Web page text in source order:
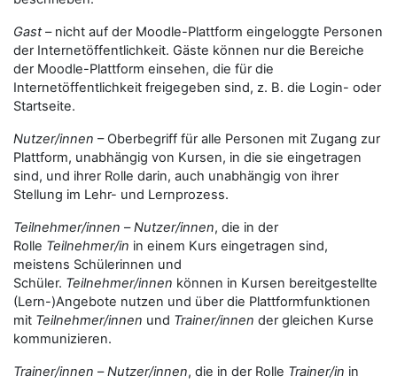
Gast– nicht auf der Moodle-Plattform eingeloggte Personen
der Internetöffentlichkeit. Gäste können nur die Bereiche
der Moodle-Plattform einsehen, die für die
Internetöffentlichkeit freigegeben sind, z. B. die Login- oder
Startseite.
Nutzer/innen – Oberbegriff für alle Personen mit Zugang zur
Plattform, unabhängig von Kursen, in die sie eingetragen
sind, und ihrer Rolle darin, auch unabhängig von ihrer
Stellung im Lehr- und Lernprozess.
Teilnehmer/innen –Nutzer/innen, die in der
Rolle Teilnehmer/in in einem Kurs eingetragen sind,
meistens Schülerinnen und
Schüler. Teilnehmer/innen können in Kursen bereitgestellte
(Lern-)Angebote nutzen und über die Plattformfunktionen
mit Teilnehmer/innen und Trainer/innen der gleichen Kurse
kommunizieren.
Trainer/innen –Nutzer/innen, die in der Rolle Trainer/in in